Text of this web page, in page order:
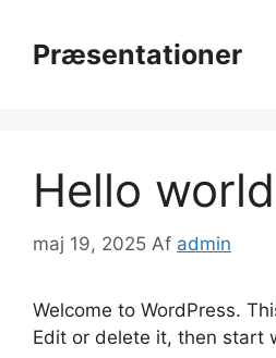
indholdPræsentationer
Hello
maj 19, 2025 Af admin
Welcome to WordPress.
Edit or delete it, then start